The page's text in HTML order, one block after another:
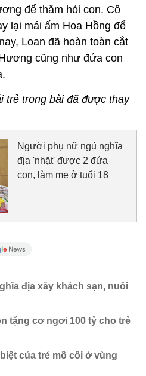
để thăm hỏi con. Cô
lại mái ấm Hoa Hồng để
Loan đã hoàn toàn cắt
cũng như đứa con
trẻ trong bài đã được thay
Người phụ nữ ngủ nghĩa
địa 'nhặt' được 2 đứa
con, làm mẹ ở tuổi 18
địa xây khách sạn, nuôi
tặng cơ ngơi 100 tỷ cho trẻ
của trẻ mồ côi ở vùng